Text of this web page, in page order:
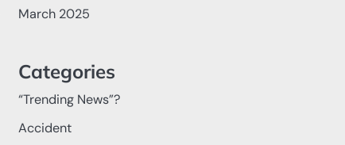
March 2025
Categories
“Trending News”?
Accident